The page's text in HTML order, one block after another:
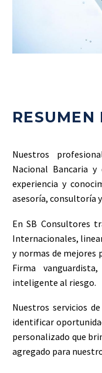
RESUMEN
Nuestros
Nacional Bancaria y
experiencia y
asesoría, consultoría
En SB Consultores
Internacionales,
y normas de mejores
Firma
inteligente al riesgo.
Nuestros servicios
identificar
personalizado que
agregado para